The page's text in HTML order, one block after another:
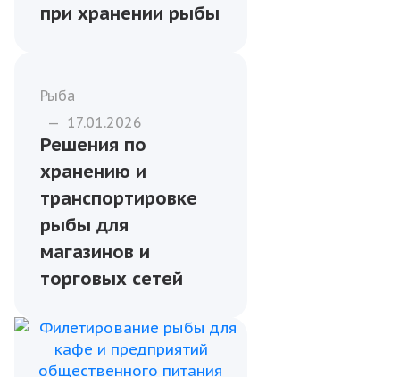
при хранении рыбы
Рыба
— 17.01.2026
Решения по
хранению и
транспортировке
рыбы для
магазинов и
торговых сетей